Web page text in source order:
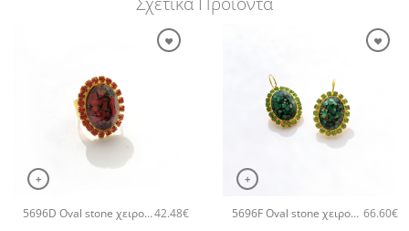
+
5696D Oval stone χειροποίητο δαχτυλιδι Catherine bijoux Πορτοκαλί42.48€
+
5696F Oval stone χειροποίητα σκουλαρίκια Catherine bijoux Πράσινο 66.60€